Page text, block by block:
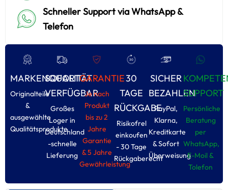
Schneller Support via WhatsApp &
Telefon
MARKENQUALITÄT
Originalteile
&
ausgewählte
Qualitätsprodukte
SOFORT
VERFÜGBAR
Großes
Loger in
Deutschland
-schnelle
Lieferung
GARANTIE
Je nach
Produkt
bis zu 2
Jahre
Garantie
& 5 Jahre
Gewährleistung
30
TAGE
RÜCKGABE
Risikofrel
einkoufen
- 30 Tage
Rückgaberecht
SICHER
BEZAHLEN
PayPal,
Klarna,
Kreditkarte
& Sofort
Überweisung
SUPPORT
Persönliche
Beratung
per
WhatsApp,
E-Moil &
Tolefon